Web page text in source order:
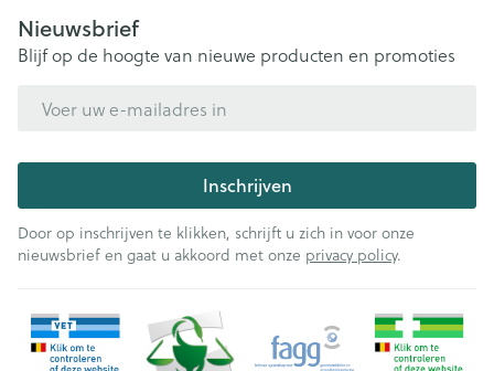
Nieuwsbrief
Blijf op de hoogte van nieuwe producten en promoties
Inschrijven
Door op inschrijven te klikken, schrijft u zich in voor onze
nieuwsbrief en gaat u akkoord met onze privacy policy.